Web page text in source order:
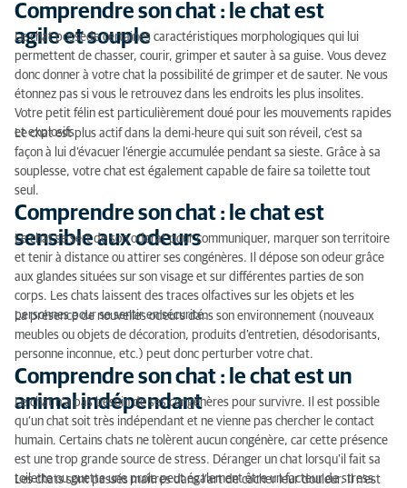
Comprendre son chat : le chat est
agile et souple
Le chat possède certaines caractéristiques morphologiques qui lui
permettent de chasser, courir, grimper et sauter à sa guise. Vous devez
donc donner à votre chat la possibilité de grimper et de sauter. Ne vous
étonnez pas si vous le retrouvez dans les endroits les plus insolites.
Votre petit félin est particulièrement doué pour les mouvements rapides
et explosifs.
Le chat est plus actif dans la demi-heure qui suit son réveil, c’est sa
façon à lui d’évacuer l’énergie accumulée pendant sa sieste. Grâce à sa
souplesse, votre chat est également capable de faire sa toilette tout
seul.
Comprendre son chat : le chat est
sensible aux odeurs
Le chat se sert de son odorat pour communiquer, marquer son territoire
et tenir à distance ou attirer ses congénères. Il dépose son odeur grâce
aux glandes situées sur son visage et sur différentes parties de son
corps. Les chats laissent des traces olfactives sur les objets et les
personnes pour se sentir en sécurité.
La présence de nouvelles odeurs dans son environnement (nouveaux
meubles ou objets de décoration, produits d’entretien, désodorisants,
personne inconnue, etc.) peut donc perturber votre chat.
Comprendre son chat : le chat est un
animal indépendant
Le chat n’a pas besoin de ses congénères pour survivre. Il est possible
qu’un chat soit très indépendant et ne vienne pas chercher le contact
humain. Certains chats ne tolèrent aucun congénère, car cette présence
est une trop grande source de stress. Déranger un chat lorsqu’il fait sa
toilette ou guette une proie peut également être un facteur de stress.
Les chats sont passés maîtres dans l’art de cacher leur douleur. Il n’est